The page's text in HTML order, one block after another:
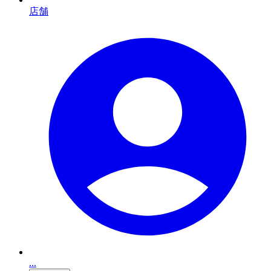
店舗
...